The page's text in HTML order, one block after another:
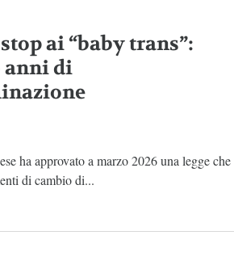
ai “baby trans”:
anni di
ha approvato a marzo 2026 una legge che
di cambio di...